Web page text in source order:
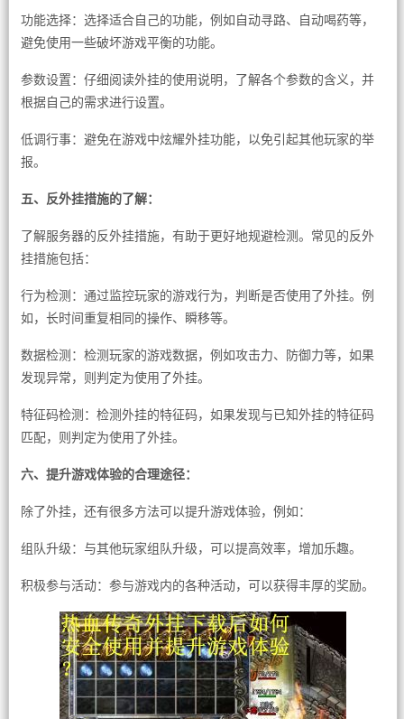
功能选择：选择适合自己的功能，例如自动寻路、自动喝药等，
避免使用一些破坏游戏平衡的功能。
参数设置：仔细阅读外挂的使用说明，了解各个参数的含义，并
根据自己的需求进行设置。
低调行事：避免在游戏中炫耀外挂功能，以免引起其他玩家的举
报。
五、反外挂措施的了解：
了解服务器的反外挂措施，有助于更好地规避检测。常见的反外
挂措施包括：
行为检测：通过监控玩家的游戏行为，判断是否使用了外挂。例
如，长时间重复相同的操作、瞬移等。
数据检测：检测玩家的游戏数据，例如攻击力、防御力等，如果
发现异常，则判定为使用了外挂。
特征码检测：检测外挂的特征码，如果发现与已知外挂的特征码
匹配，则判定为使用了外挂。
六、提升游戏体验的合理途径：
除了外挂，还有很多方法可以提升游戏体验，例如：
组队升级：与其他玩家组队升级，可以提高效率，增加乐趣。
积极参与活动：参与游戏内的各种活动，可以获得丰厚的奖励。